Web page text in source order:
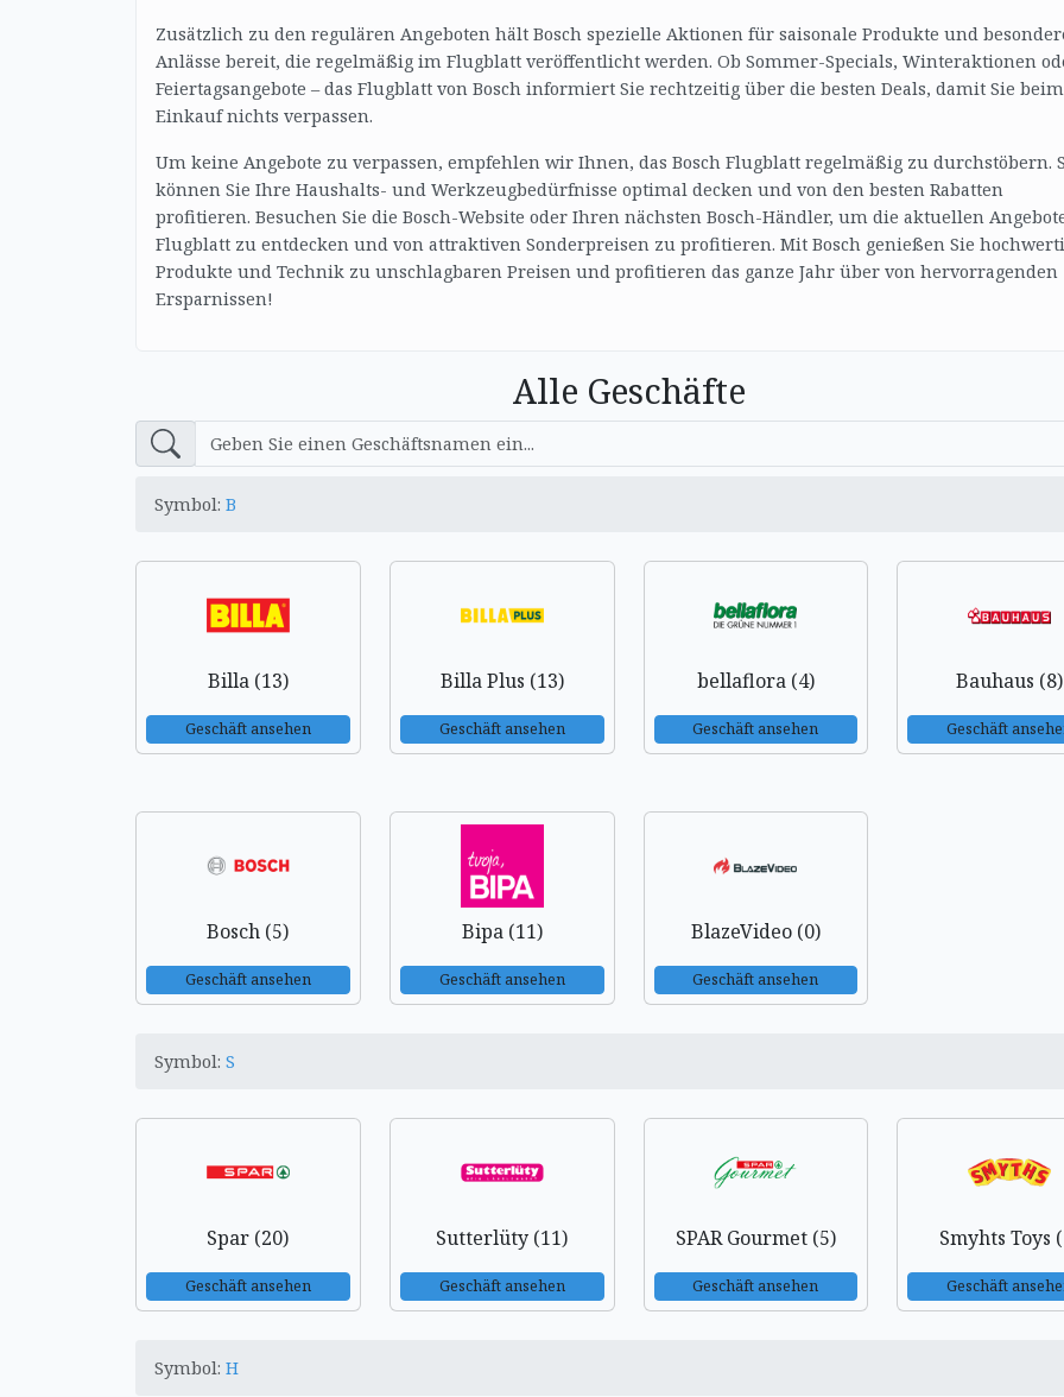
Zusätzlich zu den regulären Angeboten hält Bosch spezielle Aktionen für saisonale Produkte und
Anlässe bereit, die regelmäßig im Flugblatt veröffentlicht werden. Ob Sommer-Specials, Winteraktionen
Feiertagsangebote – das Flugblatt von Bosch informiert Sie rechtzeitig über die besten Deals, damit Sie beim
Einkauf nichts verpassen.
Um keine Angebote zu verpassen, empfehlen wir Ihnen, das Bosch Flugblatt regelmäßig zu durchstöbern.
können Sie Ihre Haushalts- und Werkzeugbedürfnisse optimal decken und von den besten Rabatten
profitieren. Besuchen Sie die Bosch-Website oder Ihren nächsten Bosch-Händler, um die aktuellen
Flugblatt zu entdecken und von attraktiven Sonderpreisen zu profitieren. Mit Bosch genießen Sie
Produkte und Technik zu unschlagbaren Preisen und profitieren das ganze Jahr über von hervorragenden
Ersparnissen!
Alle Geschäfte
Symbol: B
Billa (13)
Geschäft ansehen
Billa Plus (13)
Geschäft ansehen
bellaflora (4)
Geschäft ansehen
Bauhaus (8)
Geschäft
Bosch (5)
Geschäft ansehen
Bipa (11)
Geschäft ansehen
BlazeVideo (0)
Geschäft ansehen
Symbol: S
Spar (20)
Geschäft ansehen
Sutterlüty (11)
Geschäft ansehen
SPAR Gourmet (5)
Geschäft ansehen
Smyhts Toys
Geschäft
Symbol: H